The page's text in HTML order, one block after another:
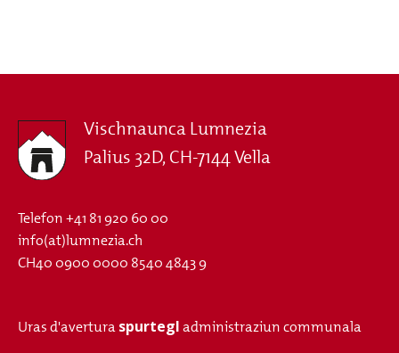
Vischnaunca Lumnezia
Palius 32D, CH-7144 Vella
Telefon+41 81 920 60 00
info(at)lumnezia.ch
CH40 0900 0000 8540 4843 9
Uras d'averturaspurtegladministraziun communala